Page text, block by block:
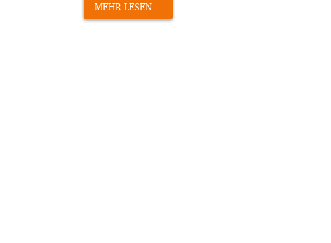
MEHR LESEN…